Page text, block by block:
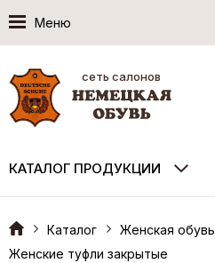
Меню
сеть салонов
КАТАЛОГ ПРОДУКЦИИ
Каталог
Женская обувь
Женские туфли закрытые